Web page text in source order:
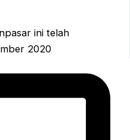
ini telah
2020